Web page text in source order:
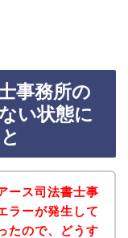
事務所の
い状態に
ース司法書士事
ラーが発生して
たので、どうす